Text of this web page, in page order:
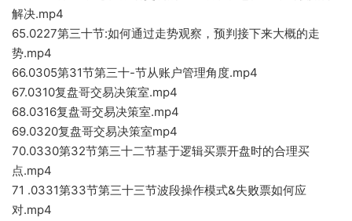
解决.mp4
65.0227第三十节:如何通过走势观察，预判接下来大概的走
势.mp4
66.0305第31节第三十-节从账户管理角度.mp4
67.0310复盘哥交易决策室.mp4
68.0316复盘哥交易决策室.mp4
69.0320复盘哥交易决策室mp4
70.0330第32节第三十二节基于逻辑买票开盘时的合理买
点.mp4
71 .0331第33节第三十三节波段操作模式&失败票如何应
对.mp4